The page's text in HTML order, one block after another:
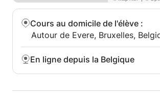
Vous pouvez choisir presque tous
musique que vous souhaitez jouer :
blues, folk, country, flamenco et
Vous rencontrez des difficultés avec
guitare en anglais ? Ne vous inquiétez
cours peuvent avoir lieu en allemand,
Cours au domicile de l'élève :
Autour de Evere, Bruxelles,
En ligne depuis la Belgique